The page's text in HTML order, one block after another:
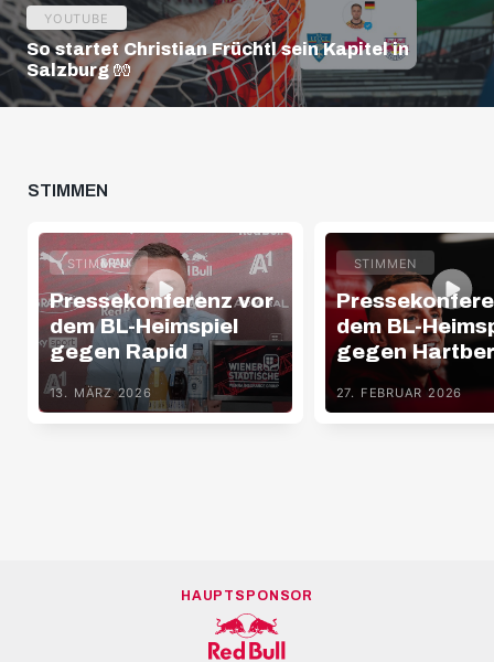
YOUTUBE
So startet Christian Früchtl sein Kapitel in
Salzburg 🧤
STIMMEN
STIMMEN
Pressekonferenz vor
dem BL-Heimspiel
gegen Rapid
13. MÄRZ 2026
STIMMEN
dem BL-
gegen
27. FEBRUAR 2026
HAUPTSPONSOR